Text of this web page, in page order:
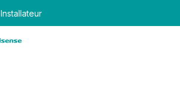
Installateur